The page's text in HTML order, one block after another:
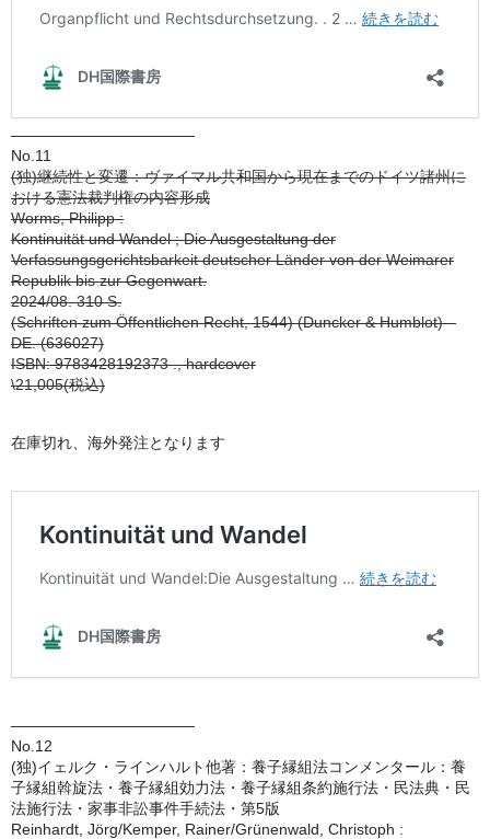
————————————
No.11
(独)継続性と変遷：ヴァイマル共和国から現在までのドイツ諸州に
おける憲法裁判権の内容形成
Worms, Philipp :
Kontinuität und Wandel ; Die Ausgestaltung der
Verfassungsgerichtsbarkeit deutscher Länder von der Weimarer
Republik bis zur Gegenwart.
2024/08. 310 S.
(Schriften zum Öffentlichen Recht, 1544) (Duncker & Humblot) –
DE. (636027)
ISBN: 9783428192373 ., hardcover
\21,005(税込)
在庫切れ、海外発注となります
————————————
No.12
(独)イェルク・ラインハルト他著：養子縁組法コンメンタール：養
子縁組斡旋法・養子縁組効力法・養子縁組条約施行法・民法典・民
法施行法・家事非訟事件手続法・第5版
Reinhardt, Jörg/Kemper, Rainer/Grünenwald, Christoph :